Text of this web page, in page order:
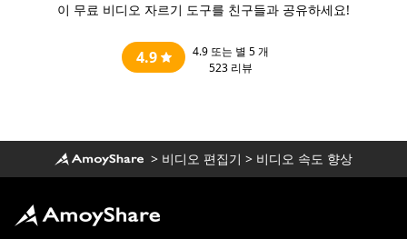
이 무료 비디오 자르기 도구를 친구들과 공유하세요!
4.9 4.9 또는 별 5 개
523 리뷰
> 비디오 편집기 > 비디오 속도 향상